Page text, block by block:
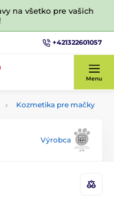
na všetko pre vašich
+421322601057
Menu
Kozmetika pre mačky
Výrobca